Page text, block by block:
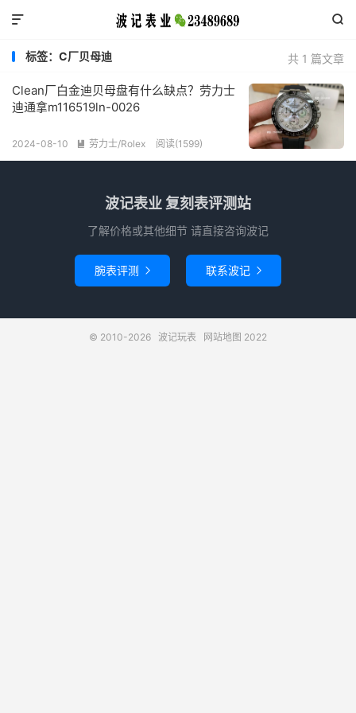


共 1 篇文章
标签：C厂贝母迪
Clean厂白金迪贝母盘有什么缺点？劳力士
迪通拿m116519ln-0026
2024-08-10  劳力士/Rolex 阅读(1599)
波记表业 复刻表评测站
了解价格或其他细节 请直接咨询波记
腕表评测  联系波记 
© 2010-2026 波记玩表 网站地图 2022